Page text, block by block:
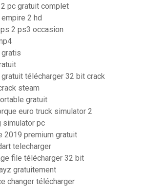
pc gratuit complet
2 hd
2 ps3 occasion
gratis
télécharger 32 bit crack
steam
gratuit
euro truck simulator 2
simulator pc
2019 premium gratuit
telecharger
file télécharger 32 bit
gratuitement
changer télécharger